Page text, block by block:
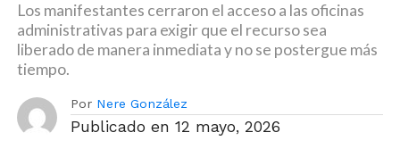
Los manifestantes cerraron el acceso a las oficinas
administrativas para exigir que el recurso sea
liberado de manera inmediata y no se postergue más
tiempo.
Por Nere González
Publicado en 12 mayo, 2026